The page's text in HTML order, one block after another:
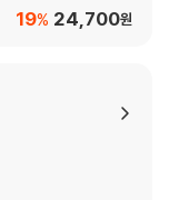
슈만과 시벨리우스의
24,700원
19%